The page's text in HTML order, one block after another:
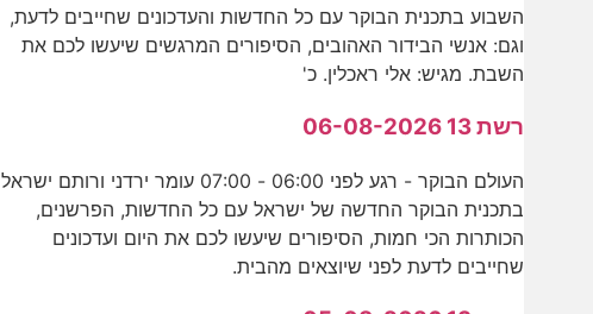
השבוע בתכנית הבוקר עם כל החדשות והעדכונים שחייבים לדעת,
וגם: אנשי הבידור האהובים, הסיפורים המרגשים שיעשו לכם את
השבת. מגיש: אלי ראכלין. כ'
רשת 13 06-08-2026
העולם הבוקר - רגע לפני 06:00 - 07:00 עומר ירדני ורותם ישראל
בתכנית הבוקר החדשה של ישראל עם כל החדשות, הפרשנים,
הכותרות הכי חמות, הסיפורים שיעשו לכם את היום ועדכונים
שחייבים לדעת לפני שיוצאים מהבית.